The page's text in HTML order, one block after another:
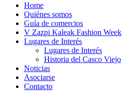
Home
Quiénes somos
Guía de comercios
V Zazpi Kaleak Fashion Week
Lugares de Interés
Lugares de Interés
Historia del Casco Viejo
Noticias
Asociarse
Contacto